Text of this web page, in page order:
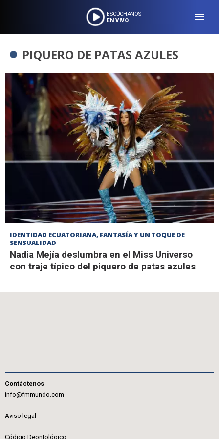
ESCÚCHANOS
EN VIVO
PIQUERO DE PATAS AZULES
IDENTIDAD ECUATORIANA, FANTASÍA Y UN TOQUE DE
SENSUALIDAD
Nadia Mejía deslumbra en el Miss Universo
con traje típico del piquero de patas azules
Contáctenos
info@fmmundo.com
Aviso legal
Código Deontológico